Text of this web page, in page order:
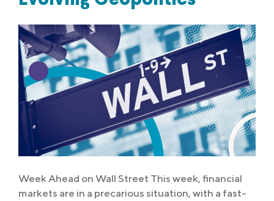
Week Ahead on Wall Street This week, financial
markets are in a precarious situation, with a fast-